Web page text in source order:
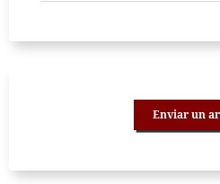
Enviar un